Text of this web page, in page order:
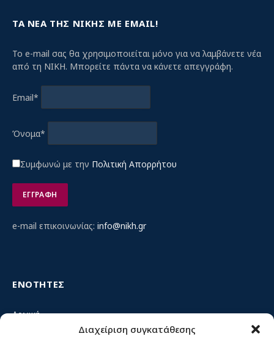
Διαχείριση συγκατάθεσης
ΤΑ ΝΕΑ ΤΗΣ ΝΙΚΗΣ ΜΕ EMAIL!
Το e-mail σας θα χρησιμοποιείται μόνο για να λαμβάνετε νέα
από τη ΝΙΚΗ. Μπορείτε πάντα να κάνετε απεγγράφη.
Email*
Όνομα*
Συμφωνώ με την Πολιτική Απορρήτου
e-mail επικοινωνίας: info@nikh.gr
ΕΝΟΤΗΤΕΣ
Αρχική
Κίνημα ΝΙΚΗ – Ποιοι είμαστε, αρχές & δράση